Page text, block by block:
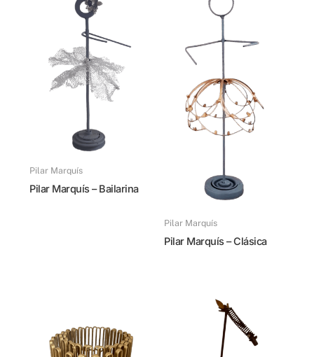
Pilar Marquís
Pilar Marquís – Bailarina
Pilar Marquís
Pilar Marquís – Clásica